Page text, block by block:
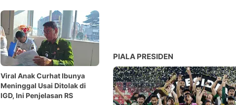
Viral Anak Curhat Ibunya
Meninggal Usai Ditolak di
IGD, Ini Penjelasan RS
PIALA PRESIDEN